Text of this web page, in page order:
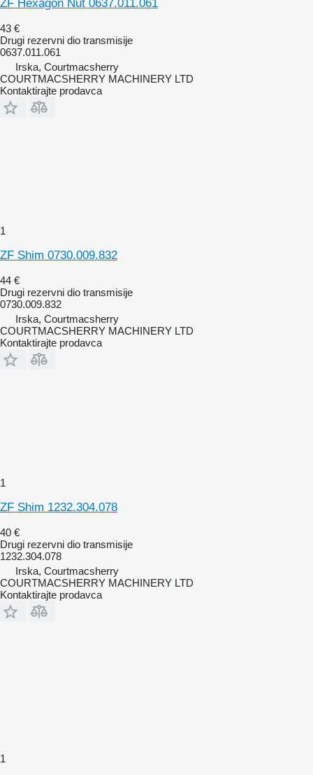
ZF Hexagon Nut 0637.011.061
43 €
Drugi rezervni dio transmisije
0637.011.061
Irska, Courtmacsherry
COURTMACSHERRY MACHINERY LTD
Kontaktirajte prodavca
1
ZF Shim 0730.009.832
44 €
Drugi rezervni dio transmisije
0730.009.832
Irska, Courtmacsherry
COURTMACSHERRY MACHINERY LTD
Kontaktirajte prodavca
1
ZF Shim 1232.304.078
40 €
Drugi rezervni dio transmisije
1232.304.078
Irska, Courtmacsherry
COURTMACSHERRY MACHINERY LTD
Kontaktirajte prodavca
1